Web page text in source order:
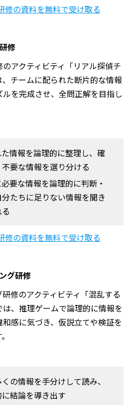
の資料を無料で受け取る
修
アクティビティ「リアル探偵チ
チームに配られた断片的な情報
を完成させ、全問正解を目指し
情報を論理的に整理し、確
要な情報を選り分ける
要な情報を論理的に判断・
たちに足りない情報を聞き
の資料を無料で受け取る
グ研修
修のアクティビティ「混乱する
、推理ゲームで論理的に情報を
感に気づき、仮説立てや検証を
の情報を手分けして読み、
結論を導き出す